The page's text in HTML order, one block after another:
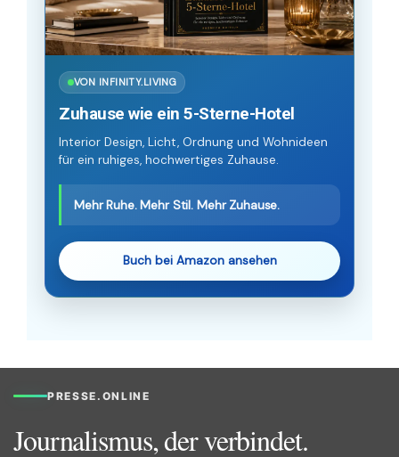
VON INFINITY.LIVING
Zuhause wie ein 5-Sterne-Hotel
Interior Design, Licht, Ordnung und Wohnideen
für ein ruhiges, hochwertiges Zuhause.
Mehr Ruhe. Mehr Stil. Mehr Zuhause.
Buch bei Amazon ansehen
PRESSE.ONLINE
Journalismus, der verbindet.